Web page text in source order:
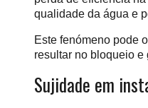
qualidade da água e
Este fenómeno pode
resultar no bloqueio e
Sujidade em